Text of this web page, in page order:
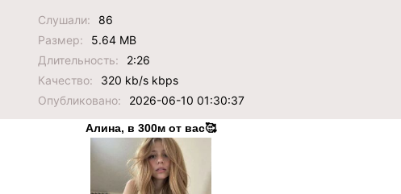
Слушали:
86
Размер:
5.64 MB
Длительность:
2:26
Качество:
320 kb/s kbps
Опубликовано:
2026-06-10 01:30:37
Алина, в 300м от вас🥰